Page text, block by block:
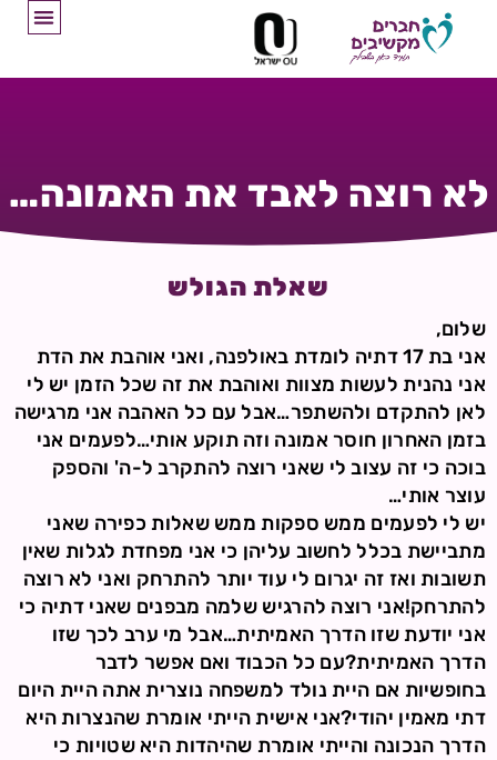
לא רוצה לאבד את האמונה…
שאלת הגולש
שלום,
אני בת 17 דתיה לומדת באולפנה, ואני אוהבת את הדת
אני נהנית לעשות מצוות ואוהבת את זה שכל הזמן יש לי
לאן להתקדם ולהשתפר…אבל עם כל האהבה אני מרגישה
בזמן האחרון חוסר אמונה וזה תוקע אותי…לפעמים אני
בוכה כי זה עצוב לי שאני רוצה להתקרב ל-ה' והספק
עוצר אותי…
יש לי לפעמים ממש ספקות ממש שאלות כפירה שאני
מתביישת בכלל לחשוב עליהן כי אני מפחדת לגלות שאין
תשובות ואז זה יגרום לי עוד יותר להתרחק ואני לא רוצה
להתרחק!אני רוצה להרגיש שלמה מבפנים שאני דתיה כי
אני יודעת שזו הדרך האמיתית…אבל מי ערב לכך שזו
הדרך האמיתית?עם כל הכבוד ואם אפשר לדבר
בחופשיות אם היית נולד למשפחה נוצרית אתה היית היום
דתי מאמין יהודי?אני אישית הייתי אומרת שהנצרות היא
הדרך הנכונה והייתי אומרת שהיהדות היא שטויות כי